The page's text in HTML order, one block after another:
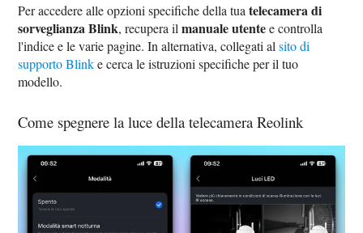
Per accedere alle opzioni specifiche della tuatelecamera di
sorveglianza Blink, recupera ilmanuale utentee controlla
l'indice e le varie pagine. In alternativa, collegati alsito di
supporto Blinke cerca le istruzioni specifiche per il tuo
modello.
Come spegnere la luce della telecamera Reolink